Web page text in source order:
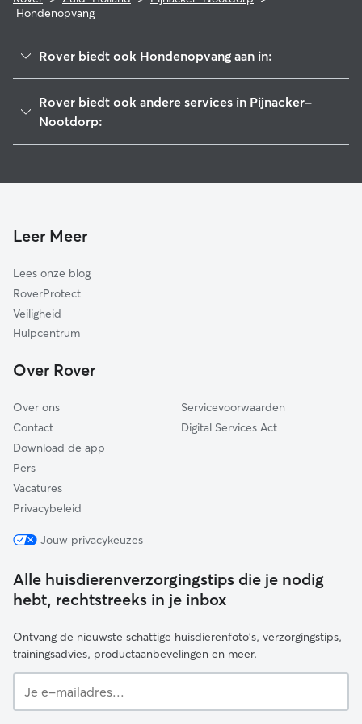
Hondenopvang
Rover biedt ook Hondenopvang aan in:
Leidschendam-Voorburg
Lansingerland
Midden-Delfland
Wassenaar
Zoeterwoude
Rotterdam
Rover biedt ook andere services in Pijnacker-
Nootdorp:
Leer Meer
Lees onze blog
RoverProtect
Veiligheid
Hulpcentrum
Over Rover
Over ons
Contact
Download de app
Pers
Vacatures
Privacybeleid
Servicevoorwaarden
Digital Services Act
Jouw privacykeuzes
Alle huisdierenverzorgingstips die je nodig
hebt, rechtstreeks in je inbox
Ontvang de nieuwste schattige huisdierenfoto's, verzorgingstips,
trainingsadvies, productaanbevelingen en meer.
e-